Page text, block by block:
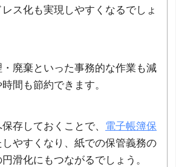
ス化も実現しやすくなるでしょ
廃棄といった事務的な作業も減
間も節約できます。
存しておくことで、 電子帳簿保
やすくなり、紙での保管義務の
滑化にもつながるでしょう。